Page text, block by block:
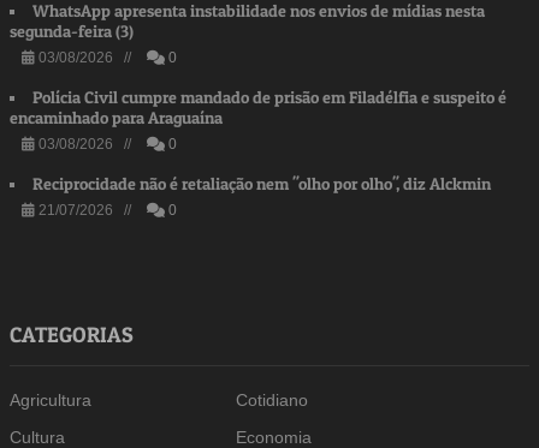
WhatsApp apresenta instabilidade nos envios de mídias nesta
segunda-feira (3)
03/08/2026 // 0
Polícia Civil cumpre mandado de prisão em Filadélfia e suspeito é
encaminhado para Araguaína
03/08/2026 // 0
Reciprocidade não é retaliação nem "olho por olho", diz Alckmin
21/07/2026 // 0
CATEGORIAS
Agricultura
Cotidiano
Cultura
Economia